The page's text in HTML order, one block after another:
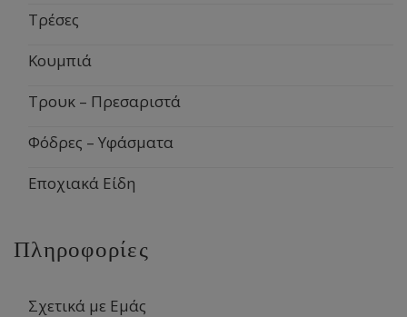
Τρέσες
Κουμπιά
Τρουκ – Πρεσαριστά
Φόδρες – Υφάσματα
Εποχιακά Είδη
Πληροφορίες
Σχετικά με Εμάς